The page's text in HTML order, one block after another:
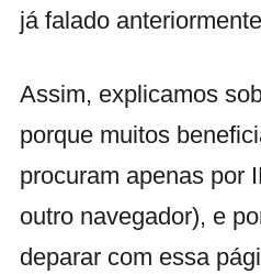
já falado
Assim, explicamos
porque muitos
procuram apenas por
outro navegador), e
deparar com essa